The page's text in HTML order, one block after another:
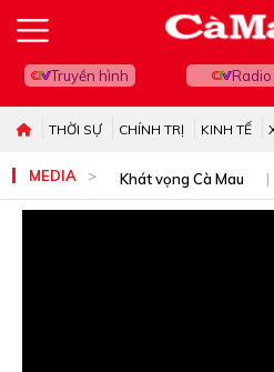
Truyền hình Radio
THỜI SỰ CHÍNH TRỊ KINH TẾ
MEDIA Khát vọng Cà Mau